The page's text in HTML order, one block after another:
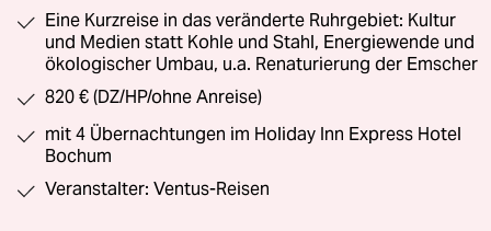
Eine Kurzreise in das veränderte Ruhrgebiet: Kultur
und Medien statt Kohle und Stahl, Energiewende und
ökologischer Umbau, u.a. Renaturierung der Emscher
820 € (DZ/HP/ohne Anreise)
mit 4 Übernachtungen im Holiday Inn Express Hotel
Bochum
Veranstalter: Ventus-Reisen